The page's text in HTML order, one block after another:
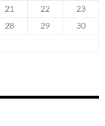
21 22
23
28 29
30